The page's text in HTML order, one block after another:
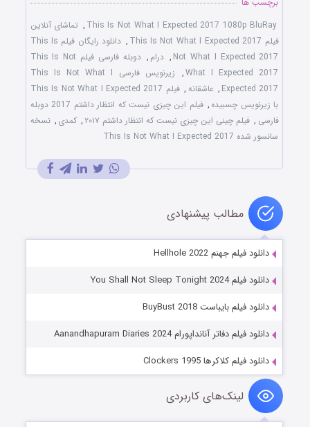
This Is Not What I Expected 2017 1080p BluRay
, تماشای آنلاین
فیلم This Is Not What I Expected 2017
,
دانلود رایگان فیلم This Is
Not What I Expected 2017
, درام ,
دوبله فارسی فیلم This Is Not
What I Expected 2017
,
زیرنویس فارسی This Is Not What I
Expected 2017
, عاشقانه ,
فیلم This Is Not What I Expected 2017
با زیرنویس چسبیده ,
فیلم این چیزی نیست که انتظار داشتم 2017 دوبله
فارسی , فیلم چینی این چیزی نیست که انتظار داشتم ۲۰۱۷ , کمدی , نسخه
سانسور شده This Is Not What I Expected 2017
مطالب پیشنهادی
دانلود فیلم جهنم Hellhole 2022
دانلود فیلم You Shall Not Sleep Tonight 2024
دانلود فیلم بایباست BuyBust 2018
دانلود فیلم دفاتر آنا‌نداپورام Aanandhapuram Diaries 2024
دانلود فیلم کلاکرها Clockers 1995
لینک‌های کاربردی